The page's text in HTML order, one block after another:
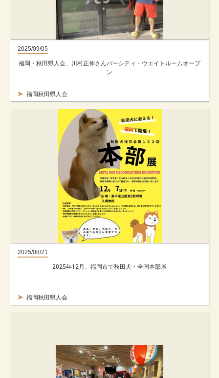
2025/09/05
福岡秋田県人会
福岡・秋田県人会、川村正伸さんバーシティ・ウエイトルームオープ
ン
2025/08/21
福岡秋田県人会
2025年12月、福岡市で秋田犬・全国本部展